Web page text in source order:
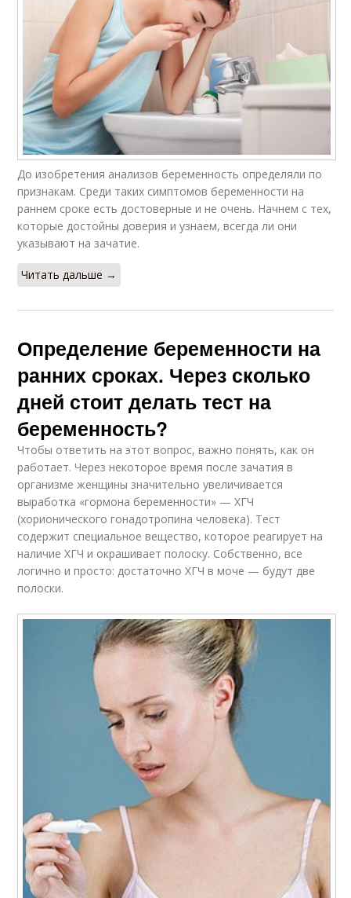
До изобретения анализов беременность определяли по
признакам. Среди таких симптомов беременности на
раннем сроке есть достоверные и не очень. Начнем с тех,
которые достойны доверия и узнаем, всегда ли они
указывают на зачатие.
Читать дальше →
Определение беременности на
ранних сроках. Через сколько
дней стоит делать тест на
беременность?
Чтобы ответить на этот вопрос, важно понять, как он
работает. Через некоторое время после зачатия в
организме женщины значительно увеличивается
выработка «гормона беременности» — ХГЧ
(хорионического гонадотропина человека). Тест
содержит специальное вещество, которое реагирует на
наличие ХГЧ и окрашивает полоску. Собственно, все
логично и просто: достаточно ХГЧ в моче — будут две
полоски.